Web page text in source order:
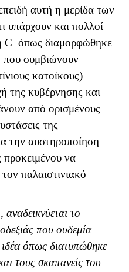
αυτή η μερίδα των
υπάρχουν και πολλοί
C όπως διαμορφώθηκε
που συμβιώνουν
κατοίκους)
της κυβέρνησης και
από ορισμένους
της
την αυστηροποίηση
να
παλαιστινιακό
το
που ουδεμία
ιδέα όπως διατυπώθηκε
τους σκαπανείς του